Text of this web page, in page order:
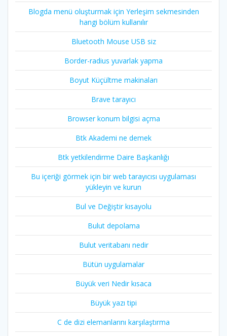
Blogda menü oluşturmak için Yerleşim sekmesinden
hangi bölüm kullanılır
Bluetooth Mouse USB siz
Border-radius yuvarlak yapma
Boyut Küçültme makinaları
Brave tarayıcı
Browser konum bilgisi açma
Btk Akademi ne demek
Btk yetkilendirme Daire Başkanlığı
Bu içeriği görmek için bir web tarayıcısı uygulaması
yükleyin ve kurun
Bul ve Değiştir kısayolu
Bulut depolama
Bulut veritabanı nedir
Bütün uygulamalar
Büyük veri Nedir kısaca
Büyük yazı tipi
C de dizi elemanlarını karşılaştırma